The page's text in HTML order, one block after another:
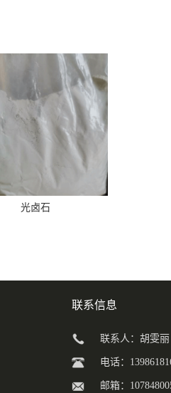
光卤石
联系信息
联系人：胡雯丽
电话：
邮箱：